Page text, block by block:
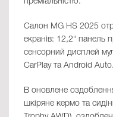
Салон MG HS 2025
екранів: 12,2" панель
сенсорний дисплей
CarPlay та Android Auto.
В оновлене
шкіряне кермо та